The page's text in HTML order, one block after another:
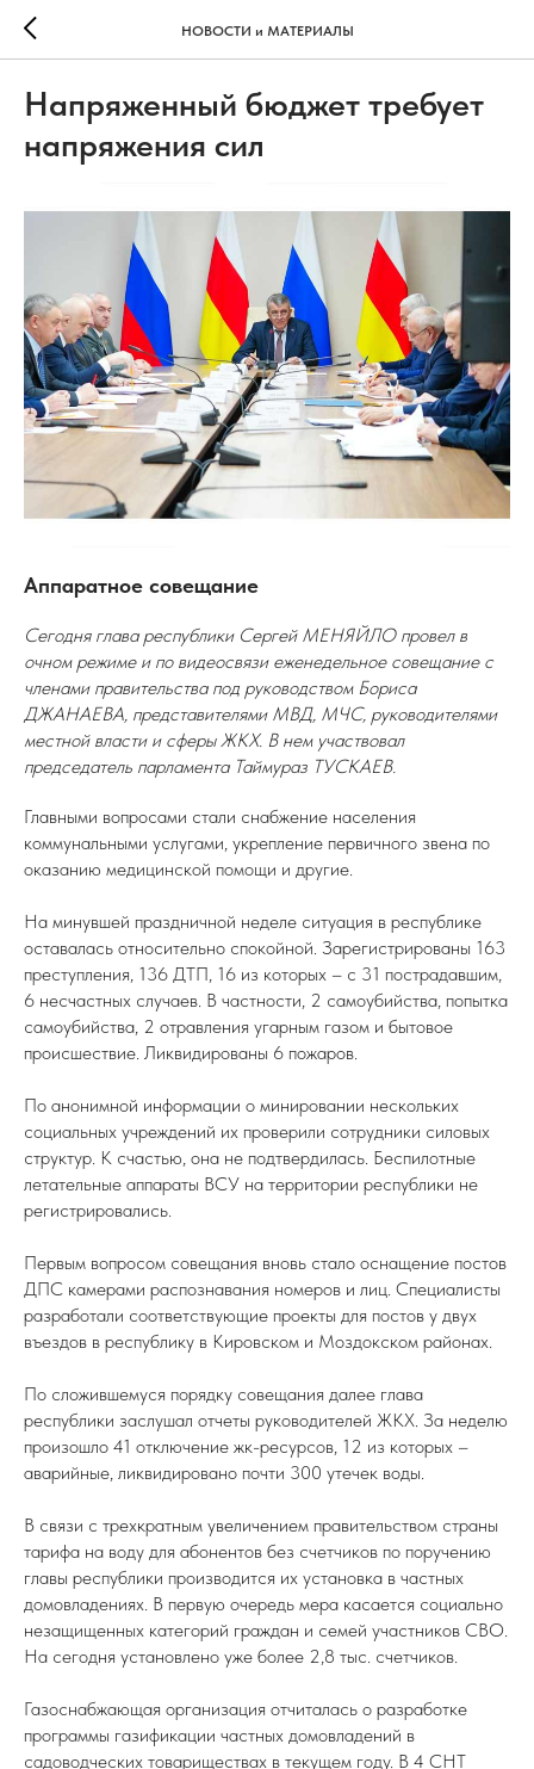
НОВОСТИ и МАТЕРИАЛЫ
Напряженный бюджет требует
напряжения сил
Аппаратное совещание
Сегодня глава республики Сергей МЕНЯЙЛО провел в
очном режиме и по видеосвязи еженедельное совещание с
членами правительства под руководством Бориса
ДЖАНАЕВА, представителями МВД, МЧС, руководителями
местной власти и сферы ЖКХ. В нем участвовал
председатель парламента Таймураз ТУСКАЕВ.
Главными вопросами стали снабжение населения
коммунальными услугами, укрепление первичного звена по
оказанию медицинской помощи и другие.
На минувшей праздничной неделе ситуация в республике
оставалась относительно спокойной. Зарегистрированы 163
преступления, 136 ДТП, 16 из которых – с 31 пострадавшим,
6 несчастных случаев. В частности, 2 самоубийства, попытка
самоубийства, 2 отравления угарным газом и бытовое
происшествие. Ликвидированы 6 пожаров.
По анонимной информации о минировании нескольких
социальных учреждений их проверили сотрудники силовых
структур. К счастью, она не подтвердилась. Беспилотные
летательные аппараты ВСУ на территории республики не
регистрировались.
Первым вопросом совещания вновь стало оснащение постов
ДПС камерами распознавания номеров и лиц. Специалисты
разработали соответствующие проекты для постов у двух
въездов в республику в Кировском и Моздокском районах.
По сложившемуся порядку совещания далее глава
республики заслушал отчеты руководителей ЖКХ. За неделю
произошло 41 отключение жк-ресурсов, 12 из которых –
аварийные, ликвидировано почти 300 утечек воды.
В связи с трехкратным увеличением правительством страны
тарифа на воду для абонентов без счетчиков по поручению
главы республики производится их установка в частных
домовладениях. В первую очередь мера касается социально
незащищенных категорий граждан и семей участников СВО.
На сегодня установлено уже более 2,8 тыс. счетчиков.
Газоснабжающая организация отчиталась о разработке
программы газификации частных домовладений в
садоводческих товариществах в текущем году. В 4 СНТ